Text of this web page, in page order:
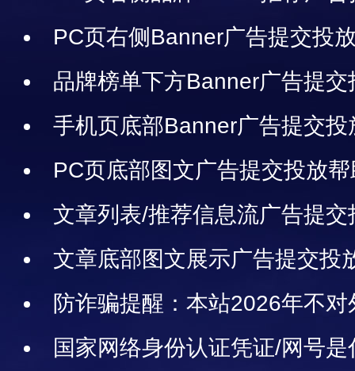
PC页右侧Banner广告提交投
品牌榜单下方Banner广告提
手机页底部Banner广告提交
PC页底部图文广告提交投放
文章列表/推荐信息流广告提
文章底部图文展示广告提交投
防诈骗提醒：本站2026年不
任务、勿轻信转账
国家网络身份认证凭证/网号